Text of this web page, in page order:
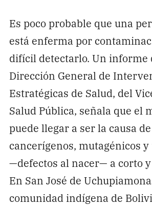
Es poco probable que una
está enferma por
difícil detectarlo. Un informe
Dirección General de
Estratégicas de Salud, del
Salud Pública, señala que el
puede llegar a ser la causa
cancerígenos, mutagénicos
—defectos al nacer— a corto
En San José de
comunidad indígena de